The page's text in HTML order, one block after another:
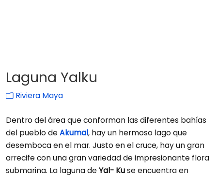
Laguna Yalku
Riviera Maya
Dentro del área que conforman las diferentes bahías
del pueblo deAkumal, hay un hermoso lago que
desemboca en el mar. Justo en el cruce, hay un gran
arrecife con una gran variedad de impresionante flora
submarina. La laguna deYal- Kuse encuentra en